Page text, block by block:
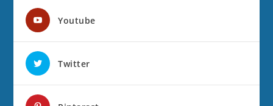
Youtube
Twitter